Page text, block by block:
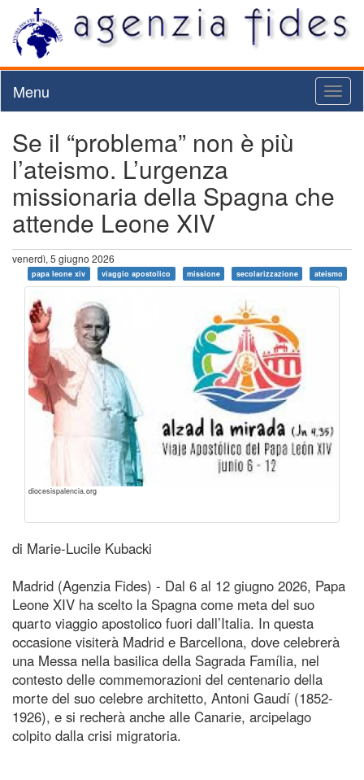
Menu
Se il “problema” non è più
l’ateismo. L’urgenza
missionaria della Spagna che
attende Leone XIV
venerdì, 5 giugno 2026
papa leone xiv viaggio apostolico missione secolarizzazione ateismo
diocesispalencia.org
di Marie-Lucile Kubacki
Madrid (Agenzia Fides) - Dal 6 al 12 giugno 2026, Papa
Leone XIV ha scelto la Spagna come meta del suo
quarto viaggio apostolico fuori dall’Italia. In questa
occasione visiterà Madrid e Barcellona, dove celebrerà
una Messa nella basilica della Sagrada Família, nel
contesto delle commemorazioni del centenario della
morte del suo celebre architetto, Antoni Gaudí (1852-
1926), e si recherà anche alle Canarie, arcipelago
colpito dalla crisi migratoria.